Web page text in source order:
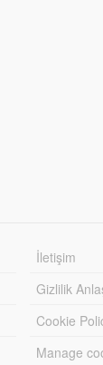
İletişim
Gizlilik
Cookie
Manage